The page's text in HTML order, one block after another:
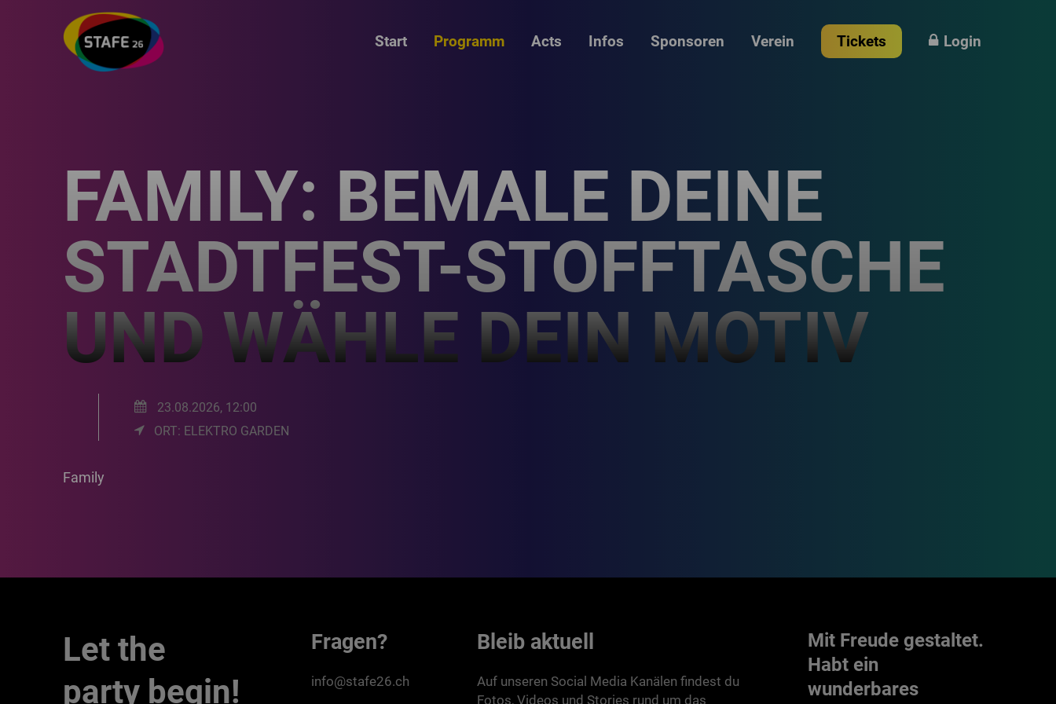
Start Programm Acts Infos Sponsoren Verein Tickets Login
FAMILY: BEMALE DEINE
STADTFEST-STOFFTASCHE
UND WÄHLE DEIN MOTIV
23.08.2026, 12:00
ORT: ELEKTRO GARDEN
Family
Let the
party begin!
Fragen?
info@stafe26.ch
Bleib aktuell
Auf unseren Social Media Kanälen findest du
Fotos, Videos und Stories rund um das
Mit Freude gestaltet.
Habt ein
wunderbares